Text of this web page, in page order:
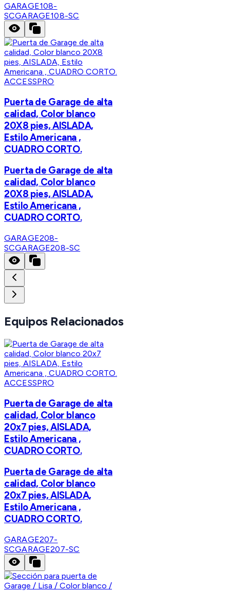
GARAGE108-
SCGARAGE108-SC
ACCESSPRO
Puerta de Garage de alta
calidad, Color blanco
20X8 pies, AISLADA,
Estilo Americana ,
CUADRO CORTO.
Puerta de Garage de alta
calidad, Color blanco
20X8 pies, AISLADA,
Estilo Americana ,
CUADRO CORTO.
GARAGE208-
SCGARAGE208-SC
Equipos Relacionados
ACCESSPRO
Puerta de Garage de alta
calidad, Color blanco
20x7 pies, AISLADA,
Estilo Americana ,
CUADRO CORTO.
Puerta de Garage de alta
calidad, Color blanco
20x7 pies, AISLADA,
Estilo Americana ,
CUADRO CORTO.
GARAGE207-
SCGARAGE207-SC